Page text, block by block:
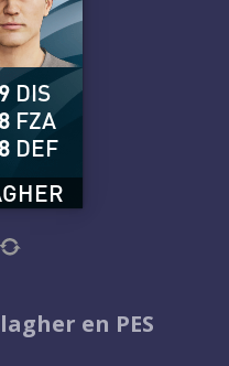
DIS
FZA
DEF
en PES